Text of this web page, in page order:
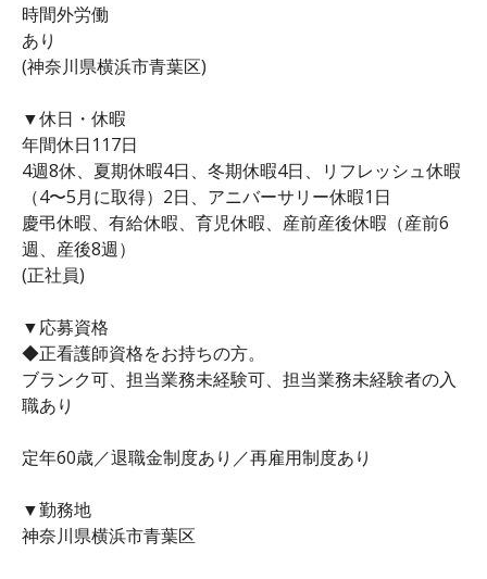
時間外労働
あり
(神奈川県横浜市青葉区)
▼休日・休暇
年間休日117日
4週8休、夏期休暇4日、冬期休暇4日、リフレッシュ休暇
（4〜5月に取得）2日、アニバーサリー休暇1日
慶弔休暇、有給休暇、育児休暇、産前産後休暇（産前6
週、産後8週）
(正社員)
▼応募資格
◆正看護師資格をお持ちの方。
ブランク可、担当業務未経験可、担当業務未経験者の入
職あり
定年60歳／退職金制度あり／再雇用制度あり
▼勤務地
神奈川県横浜市青葉区